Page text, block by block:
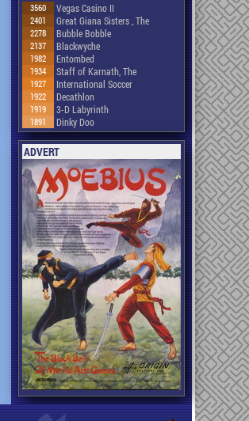
3560 Vegas Casino II
2401 Great Giana Sisters , The
2278 Bubble Bobble
2137 Blackwyche
1982 Entombed
1934 Staff of Karnath, The
1927 International Soccer
1922 Decathlon
1919 3-D Labyrinth
1891 Dinky Doo
ADVERT